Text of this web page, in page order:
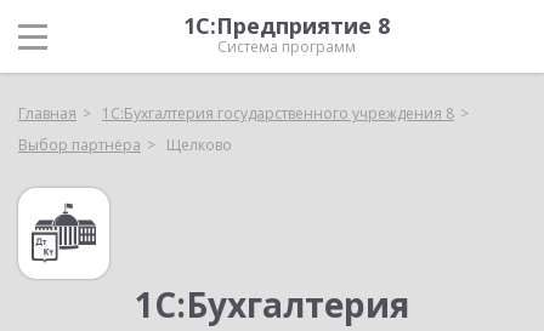
1С:Предприятие 8
Система программ
Главная
1С:Бухгалтерия государственного учреждения 8
Выбор партнёра
Щелково
1С:Бухгалтерия